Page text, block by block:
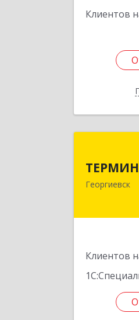
Клиентов
Георгиевск
Клиентов